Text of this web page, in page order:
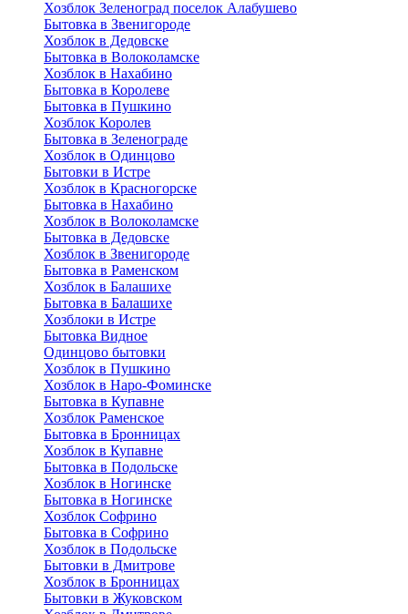
Хозблок Зеленоград поселок Алабушево
Бытовка в Звенигороде
Хозблок в Дедовске
Бытовка в Волоколамске
Хозблок в Нахабино
Бытовка в Королеве
Бытовкa в Пушкино
Хозблок Королев
Бытовка в Зеленограде
Хозблок в Одинцово
Бытовки в Истре
Хозблок в Красногорске
Бытовка в Нахабино
Хозблок в Волоколамске
Бытовкa в Дедовске
Хозблок в Звенигороде
Бытовка в Раменском
Хозблок в Балашихе
Бытовкa в Балашихе
Хозблоки в Истре
Бытовка Видное
Одинцово бытовки
Хозблок в Пушкино
Хозблок в Наро-Фоминске
Бытовка в Купавне
Хозблок Раменское
Бытовка в Бронницах
Хозблок в Купавне
Бытовка в Подольске
Хозблок в Ногинске
Бытовка в Ногинске
Хозблок Софрино
Бытовка в Софрино
Хозблок в Подольске
Бытовки в Дмитрове
Хозблок в Бронницах
Бытовки в Жуковском